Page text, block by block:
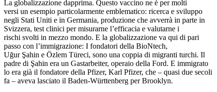
La globalizzazione dapprima. Questo vaccino ne è per molti
versi un esempio particolarmente emblematico: ricerca e sviluppo
negli Stati Uniti e in Germania, produzione che avverrà in parte in
Svizzera, test clinici per misurarne l’efficacia e valutarne i
rischi svolti in mezzo mondo. E la globalizzazione va qui di pari
passo con l’immigrazione: I fondatori della BioNtech,
Uğur Şahin e Özlem Türeci, sono una coppia di migranti turchi. Il
padre di Şahin era un Gastarbeiter, operaio della Ford. E immigrato
lo era già il fondatore della Pfizer, Karl Pfizer, che – quasi due secoli
fa – aveva lasciato il Baden-Württenberg per Brooklyn.